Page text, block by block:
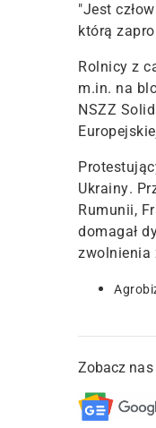
"Jest
którą
Rolnicy z
m.in. na
NSZZ
Ukrainy.
Rumunii,
domagał
zwolnienia
Zobacz nas